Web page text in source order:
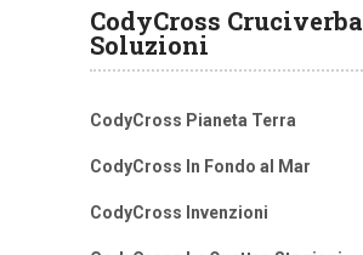
CodyCross Cruciverba
Soluzioni
CodyCross Pianeta Terra
CodyCross In Fondo al Mar
CodyCross Invenzioni